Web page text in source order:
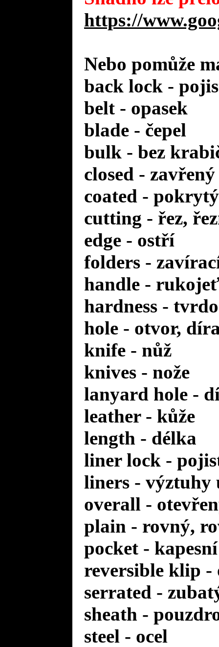
https://
Nebo pomůže
back lock -
belt - opasek
blade - čepel
bulk - bez
closed - zavřený
coated -
cutting - řez,
edge - ostří
folders -
handle -
hardness -
hole - otvor,
knife - nůž
knives - nože
lanyard hole -
leather - kůže
length - délka
liner lock -
liners -
overall -
plain - rovný,
pocket - kapesní
reversible klip
serrated -
sheath -
steel - ocel